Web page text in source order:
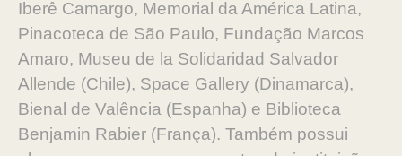
Iberê Camargo, Memorial da América Latina,
Pinacoteca de São Paulo, Fundação Marcos
Amaro, Museu de la Solidaridad Salvador
Allende (Chile), Space Gallery (Dinamarca),
Bienal de Valência (Espanha) e Biblioteca
Benjamin Rabier (França). Também possui